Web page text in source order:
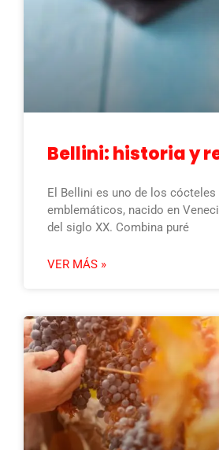
Bellini: historia y
El Bellini es uno de los
emblemáticos, nacido en
del siglo XX. Combina puré
VER MÁS »